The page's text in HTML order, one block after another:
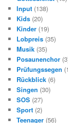
Input (138)
Kids (20)
Kinder (19)
Lobpreis (35)
Musik (35)
Posaunenchor
Prüfungssegen
Rückblick (6)
Singen (30)
SOS (27)
Sport (2)
Teenager (56)